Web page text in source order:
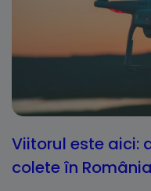
Viitorul este aici:
colete în România